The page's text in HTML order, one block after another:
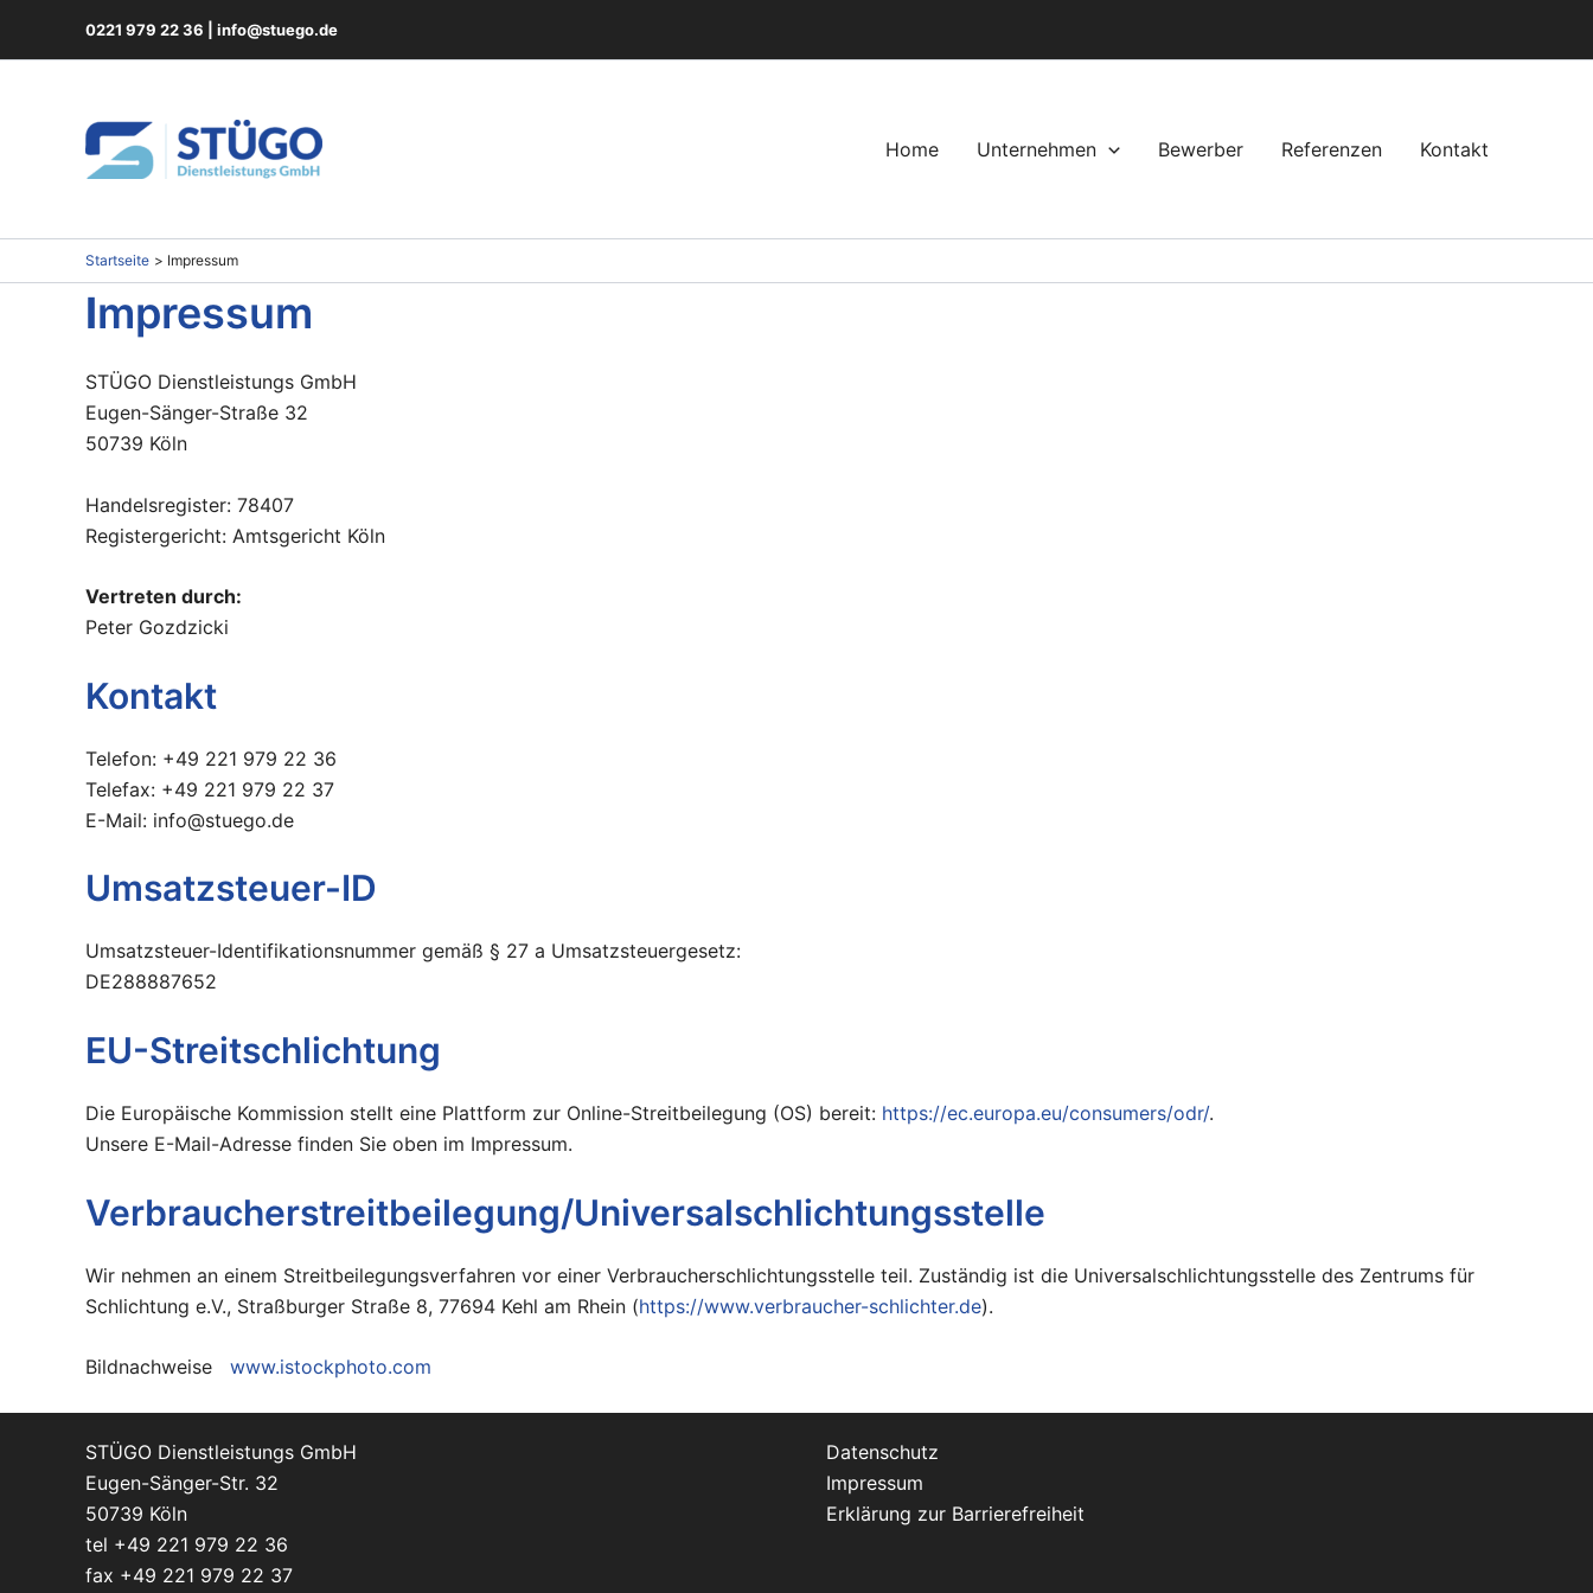
0221 979 22 36 info@stuego.de
Home Unternehmen Bewerber Referenzen Kontakt
Startseite Impressum
Impressum
STÜGO Dienstleistungs GmbH
Eugen-Sänger-Straße 32
50739 Köln
Handelsregister: 78407
Registergericht: Amtsgericht Köln
Vertreten durch:
Peter Gozdzicki
Kontakt
Telefon: +49 221 979 22 36
Telefax: +49 221 979 22 37
E-Mail: info@stuego.de
Umsatzsteuer-ID
Umsatzsteuer-Identifikationsnummer gemäß § 27 a Umsatzsteuergesetz:
DE288887652
EU-Streitschlichtung
Die Europäische Kommission stellt eine Plattform zur Online-Streitbeilegung (OS) bereit: https://ec.europa.eu/consumers/odr/.
Unsere E-Mail-Adresse finden Sie oben im Impressum.
Verbraucher­streit­beilegung/Universal­schlichtungs­stelle
Wir nehmen an einem Streitbeilegungsverfahren vor einer Verbraucherschlichtungsstelle teil. Zuständig ist die Universalschlichtungsstelle des Zentrums für
Schlichtung e.V., Straßburger Straße 8, 77694 Kehl am Rhein (https://www.verbraucher-schlichter.de).
Bildnachweise www.istockphoto.com
STÜGO Dienstleistungs GmbH
Eugen-Sänger-Str. 32
50739 Köln
tel +49 221 979 22 36
fax +49 221 979 22 37
Datenschutz
Impressum
Erklärung zur Barrierefreiheit